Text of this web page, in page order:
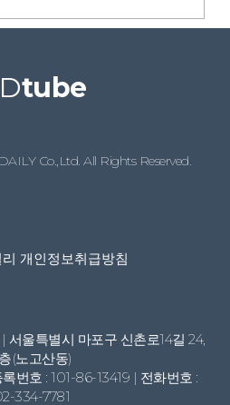
tube
Co.,Ltd. All Rights Reserved.
개인정보취급방침
서울특별시 마포구 신촌로14길 24,
(노고산동)
번호 : 101-86-13419 | 전화번호 :
334-7781